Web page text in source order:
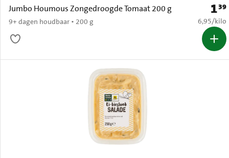
Jumbo Houmous Zongedroogde Tomaat 200 g
9+ dagen houdbaar • 200 g
139
€ 6,95
6,95/kilo